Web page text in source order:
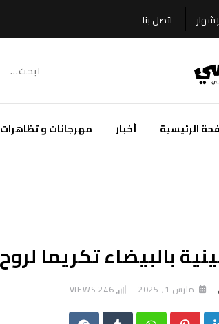
اتصل بنا
الرئيسية أخبار مهرجانات و تظاهرات
بالبيضاء تكريما
مارس 1, 2025 246